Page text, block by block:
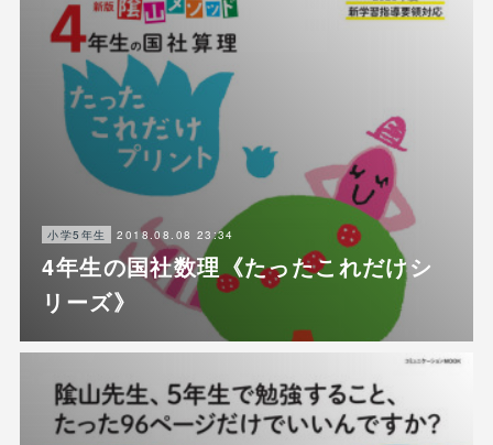
小学5年生 2018.08.08 23:34
4年生の国社数理《たったこれだけシ
リーズ》